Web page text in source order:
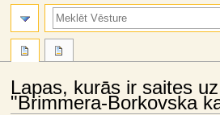
Lapas, kurās ir saites
"Brimmera-Borkovska
meklēt